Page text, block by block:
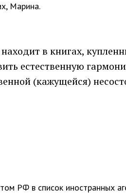
Марина.
в книгах,
естественную
(кажущейся)
РФ в список иностранных